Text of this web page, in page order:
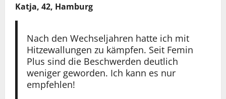
Katja, 42, Hamburg
Nach den Wechseljahren hatte ich mit
Hitzewallungen zu kämpfen. Seit Femin
Plus sind die Beschwerden deutlich
weniger geworden. Ich kann es nur
empfehlen!